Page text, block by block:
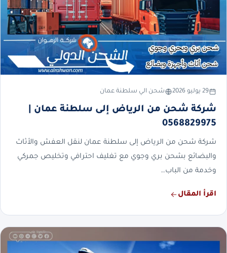
29 يوليو 2026 شحن الي سلطنة عمان
شركة شحن من الرياض إلى سلطنة عمان |
0568829975
شركة شحن من الرياض إلى سلطنة عمان لنقل العفش والأثاث
والبضائع بشحن بري وجوي مع تغليف احترافي وتخليص جمركي
وخدمة من الباب…
اقرأ المقال